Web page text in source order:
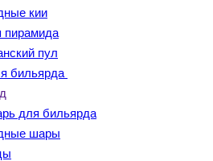
кии
пирамида
пул
бильярда
для бильярда
шары